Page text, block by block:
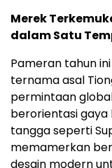
Merek
dalam Satu
Pameran tahun
ternama asal
permintaan
berorientasi gaya
tangga seperti
memamerkan
desain modern